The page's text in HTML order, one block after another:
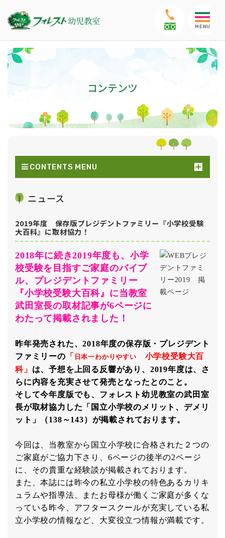
MENU
コンテンツ
CONTENTS MENU
ニュース
2019年度 保存版プレジデントファミリー『小学校受験
大百科』に取材協力！
2018年に続き2019年度も、小学
校受験を目指すご家庭のバイブ
ル、プレジデントファミリー
『小学校受験大百科』に当教室
武田室長の取材記事が6ページに
わたって掲載されました！
昨年発売された、2018年度の保存版・プレジデント
ファミリーの 「 日本一わかりやすい
小学校受験大百
科」 は、予想を上回る反響があり、2019年度は、さ
らに内容を充実させて発売となったとのこと。
そして今年度版でも、フォレスト幼児教室の武田室
長が取材協力した「国立小学校のメリット、デメリ
ット」（138～143）が掲載されております。
今回は、当教室から国立小学校に合格された２つの
ご家庭がご協力下さり、6ページの後半の2ページ
に、その貴重な経験談が掲載されております。
また、本誌には昨今の私立小学校の特色あるカリキ
ュラムや指導法、またお母様が働くご家庭が多くな
っている昨今、アフタースクールが充実している私
立小学校の情報など、大変役立つ情報が満載です。